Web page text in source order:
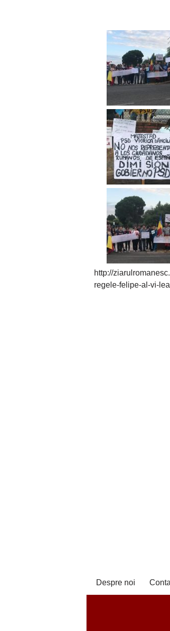
http://
regele-felipe-al-vi-
Despre noi